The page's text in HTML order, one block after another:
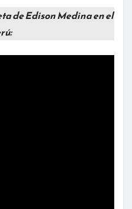
de Edison Medina en el